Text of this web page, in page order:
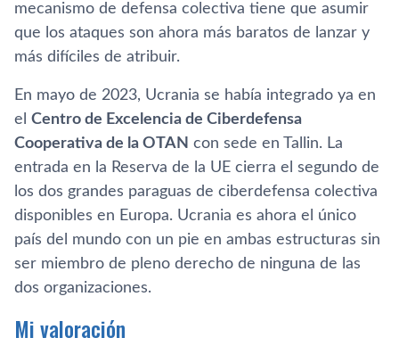
mecanismo de defensa colectiva tiene que asumir
que los ataques son ahora más baratos de lanzar y
más difíciles de atribuir.
En mayo de 2023, Ucrania se había integrado ya en
el Centro de Excelencia de Ciberdefensa
Cooperativa de la OTAN con sede en Tallin. La
entrada en la Reserva de la UE cierra el segundo de
los dos grandes paraguas de ciberdefensa colectiva
disponibles en Europa. Ucrania es ahora el único
país del mundo con un pie en ambas estructuras sin
ser miembro de pleno derecho de ninguna de las
dos organizaciones.
Mi valoración